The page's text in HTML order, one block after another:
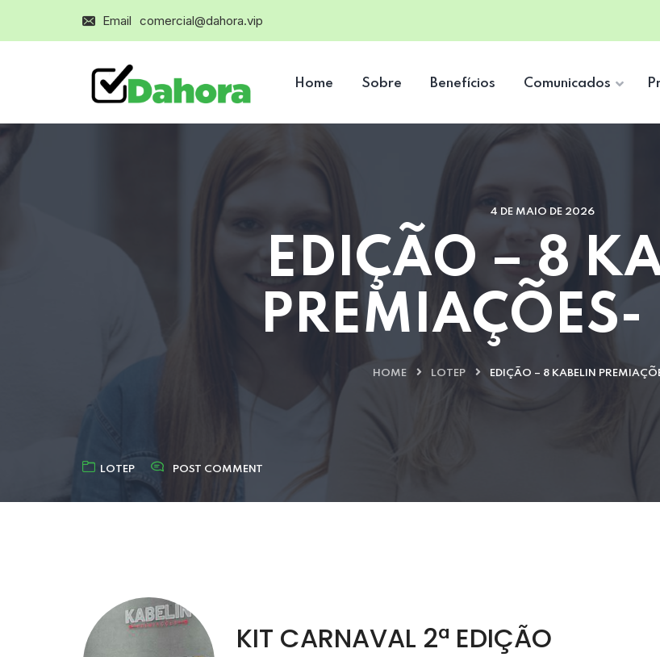
Email comercial@dahora.vip
Home Sobre Benefícios Comunicados
4 DE MAIO DE 2026
EDIÇÃO – 8
PREMIAÇÕES-
HOME LOTEP EDIÇÃO – 8 KABELIN
LOTEP POST COMMENT
KIT CARNAVAL 2ª EDIÇÃO